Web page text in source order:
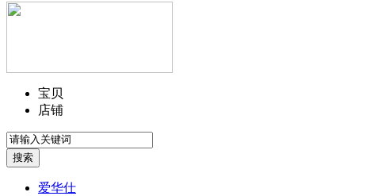
宝贝
店铺
爱华仕